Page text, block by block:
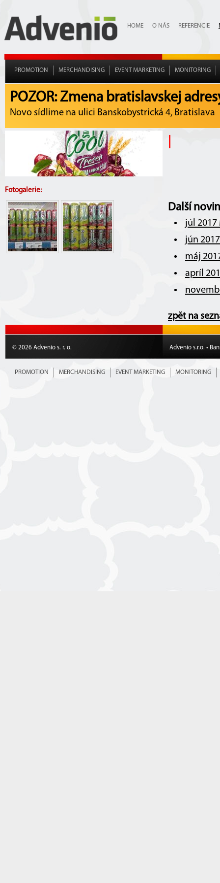
HOME O NÁS REFERENCIE
PROMOTION MERCHANDISING EVENT MARKETING MONITORING
POZOR: Zmena bratislavskej
Novo sídlime na ulici Banskobystrická 4, Bratislava
Fotogalerie:
Další
júl 2017
jún
máj
apríl
zpět na
© 2026 Advenio s. r. o. Advenio s.r.o. •
PROMOTION MERCHANDISING EVENT MARKETING MONITORING